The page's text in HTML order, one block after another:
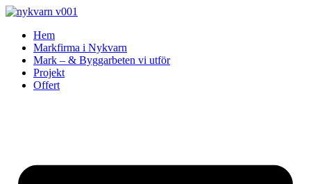
Skip
contentHem
Markfirma i Nykvarn
Mark – & Byggarbeten vi utför
Projekt
Offert